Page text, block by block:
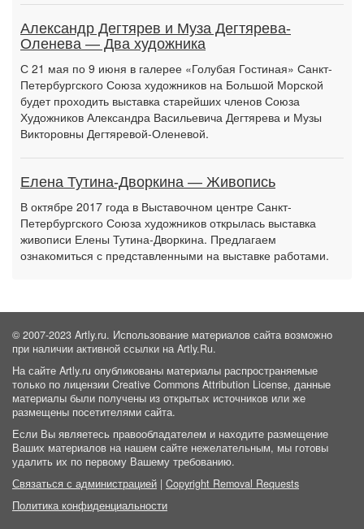
Александр Дегтярев и Муза Дегтярева-
Оленева — Два художника
С 21 мая по 9 июня в галерее «Голубая Гостиная» Санкт-
Петербургского Союза художников на Большой Морской
будет проходить выставка старейших членов Союза
Художников Александра Васильевича Дегтярева и Музы
Викторовны Дегтяревой-Оленевой.
Елена Тутина-Дворкина — Живопись
В октябре 2017 года в Выставочном центре Санкт-
Петербургского Союза художников открылась выставка
живописи Елены Тутина-Дворкина. Предлагаем
ознакомиться с представленными на выставке работами.
© 2007-2023 Artly.ru. Использование материалов сайта возможно
при наличии активной ссылки на Artly.Ru.
На сайте Artly.ru опубликованы материалы распространяемые
только по лицензии Creative Commons Attribution License, данные
материалы были получены из открытых источников или же
размещены посетителями сайта.
Если Вы являетесь правообладателем и находите размещение
Ваших материалов на нашем сайте нежелательным, мы готовы
удалить их по первому Вашему требованию.
Связаться с администрацией | Copyright Removal Requests
Политика конфиденциальности